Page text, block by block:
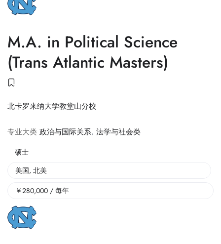
M.A. in Political Science
(Trans Atlantic Masters)
北卡罗来纳大学教堂山分校
专业大类 政治与国际关系, 法学与社会类
硕士
美国, 北美
￥280,000 / 每年